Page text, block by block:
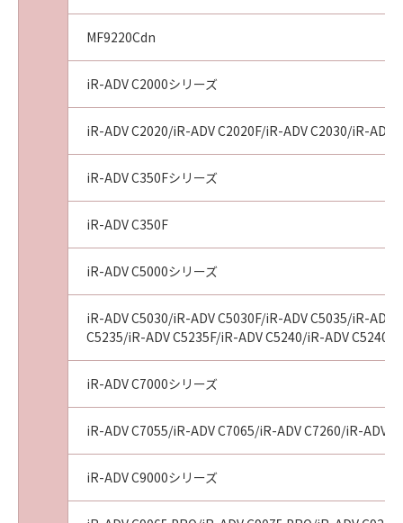
Inc./30-2, Shimomaruko 3-chome, Ohta-ku,
Tokyo 146-8501, Japan.
In the event that any section hereof is
declared or found to be illegal by any court or
tribunal of competent jurisdiction, such
section shall be null and void with respect to
the jurisdiction of that court or tribunal and
all the remaining provisions hereof shall
remain in full force and effect.
11. ACKNOWLEDGEMENT
BY CLICKING THE BUTTON INDICATING
INSTALLING THE SOFTWARE, YOU
ACKNOWLEDGE THAT YOU HAVE READ THIS
AGREEMENT, UNDERSTOOD IT, AND AGREE
TO BE BOUND BY ITS TERMS AND
CONDITIONS. YOU ALSO AGREE THAT THIS
EXCLUSIVE STATEMENT OF AGREEMENT
BETWEEN YOU AND CANON CONCERNING
THE SUBJECT MATTER HEREOF AND
SUPERSEDES ALL PROPOSALS OR PRIOR
MF9220Cdn
iR-ADV C2000シリーズ
iR-ADV C2020/iR-ADV C2020F/iR-ADV C2030/iR-
iR-ADV C350Fシリーズ
iR-ADV C350F
iR-ADV C5000シリーズ
iR-ADV C5030/iR-ADV C5030F/iR-ADV C5035/iR-
C5235/iR-ADV C5235F/iR-ADV C5240/iR-ADV
iR-ADV C7000シリーズ
iR-ADV C7055/iR-ADV C7065/iR-ADV C7260/iR-ADV
iR-ADV C9000シリーズ